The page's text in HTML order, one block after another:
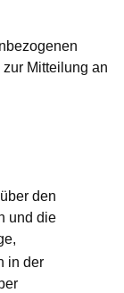
Mitteilung an
den
und die
in der